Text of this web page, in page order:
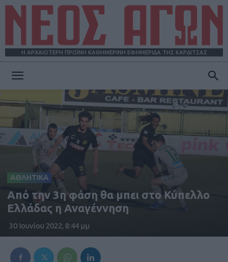
Η ΑΡΧΑΙΟΤΕΡΗ ΠΡΩΪΝΗ ΚΑΘΗΜΕΡΙΝΗ ΕΦΗΜΕΡΙΔΑ ΤΗΣ ΚΑΡΔΙΤΣΑΣ
ΑΘΛΗΤΙΚΑ
Από την 3η φάση θα μπει στο Κύπελλο
Ελλάδας η Αναγέννηση
30 Ιουνίου 2022, 8:44 μμ